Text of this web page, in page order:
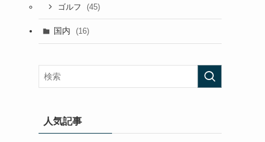
ゴルフ (45)
国内 (16)
人気記事